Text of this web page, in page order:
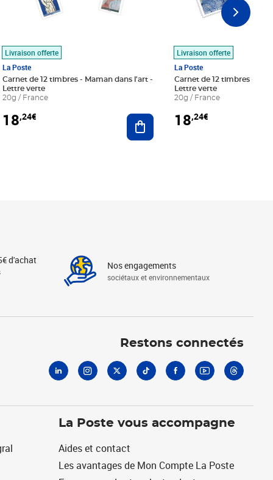
au panier
Livraison offerte
La Poste
Carnet de 12 timbres - Maman dans l'art -
Lettre verte
20g / France
18,24€ Ajouter au panier
Livraison offerte
La Poste
Carnet de 12 timbres - Le
Lettre verte
20g / France
18,24€
d'achat Nos engagements
sociétaux et environnementaux
Restons connectés
La Poste vous accompagne
Aides et contact
Les avantages de Mon Compte La Poste